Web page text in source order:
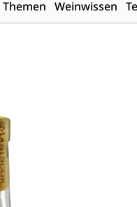
Themen Weinwissen